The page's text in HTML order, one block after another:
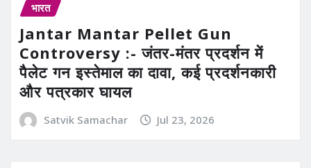
भारत
Jantar Mantar Pellet Gun
Controversy :- जंतर-मंतर प्रदर्शन में
पैलेट गन इस्तेमाल का दावा, कई प्रदर्शनकारी
और पत्रकार घायल
Satvik Samachar Jul 23, 2026